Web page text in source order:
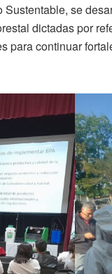
se
dictadas por
para continuar